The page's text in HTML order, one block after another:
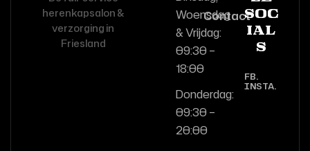
herenkapsalon &
verzorging in
Friesland
Woensdag
& Vrijdag:
09:30 –
18:00
Donderdag:
09:30 –
20:00
Contactsoc
ial
s
FB.
INSTA.